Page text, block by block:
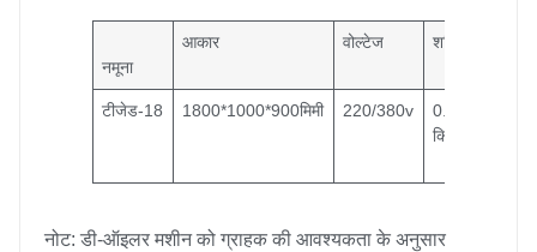
नमूना
आकार वोल्टेज शक्ति
टीजेड-18 1800*1000*900मिमी 220/380v
0.5
किलोवाट
नोट: डी-ऑइलर मशीन को ग्राहक की आवश्यकता के अनुसार